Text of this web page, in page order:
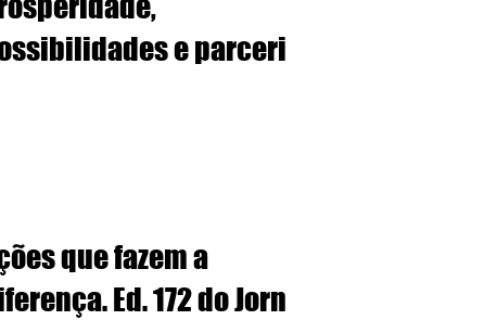
e parcerias,
que fazem a
Ed. 172 do Jornal A